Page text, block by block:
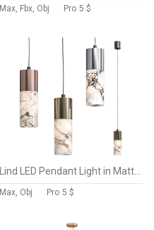
Max, Fbx, Obj Pro 5 $
Max, Obj Pro 5 $